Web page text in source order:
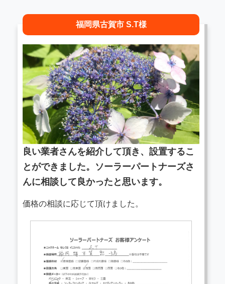
福岡県古賀市 S.T様
良い業者さんを紹介して頂き、設置するこ
とができました。ソーラーパートナーズさ
んに相談して良かったと思います。
価格の相談に応じて頂けました。